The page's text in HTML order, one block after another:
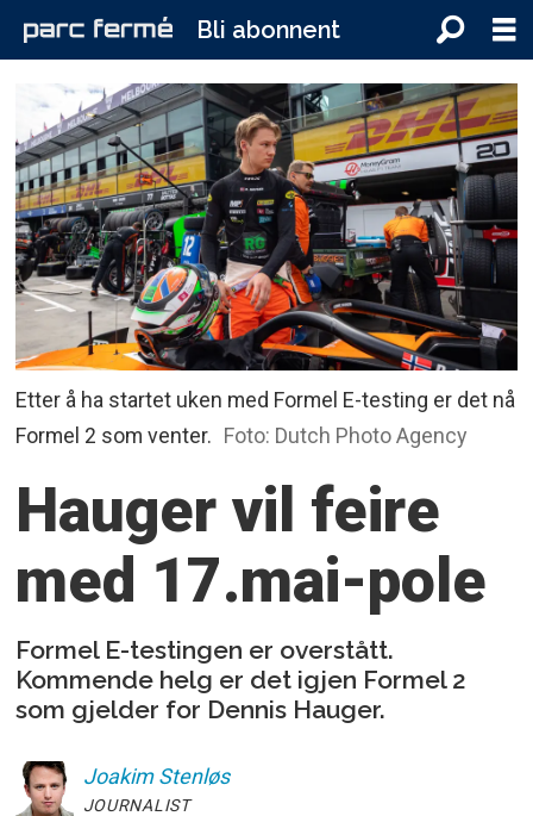
Bli abonnent
Etter å ha startet uken med Formel E-testing er det nå
Formel 2 som venter. Foto: Dutch Photo Agency
Hauger vil feire
med 17.mai-pole
Formel E-testingen er overstått.
Kommende helg er det igjen Formel 2
som gjelder for Dennis Hauger.
Joakim Stenløs
JOURNALIST